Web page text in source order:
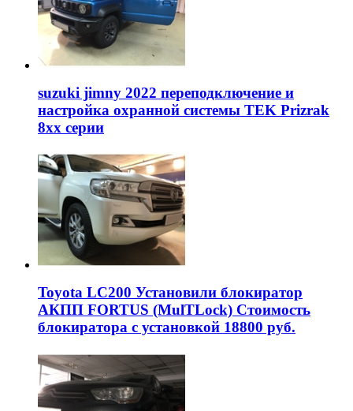
suzuki jimny 2022 переподключение и
настройка охранной системы TEK Prizrak
8xx серии
Toyota LC200 Установили блокиратор
АКПП FORTUS (MulTLock) Стоимость
блокиратора с установкой 18800 руб.